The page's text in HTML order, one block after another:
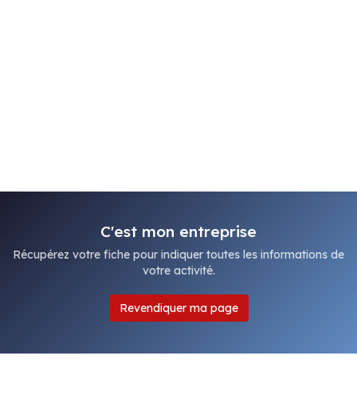
C'est mon entreprise
Récupérez votre fiche pour indiquer toutes les informations de
votre activité.
Revendiquer ma page